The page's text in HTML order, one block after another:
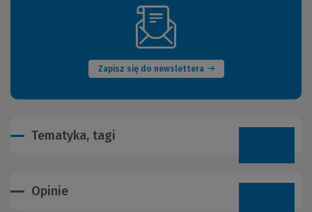
Zapisz się do newslettera
(Nowe
okno)
Tematyka, tagi
Opinie